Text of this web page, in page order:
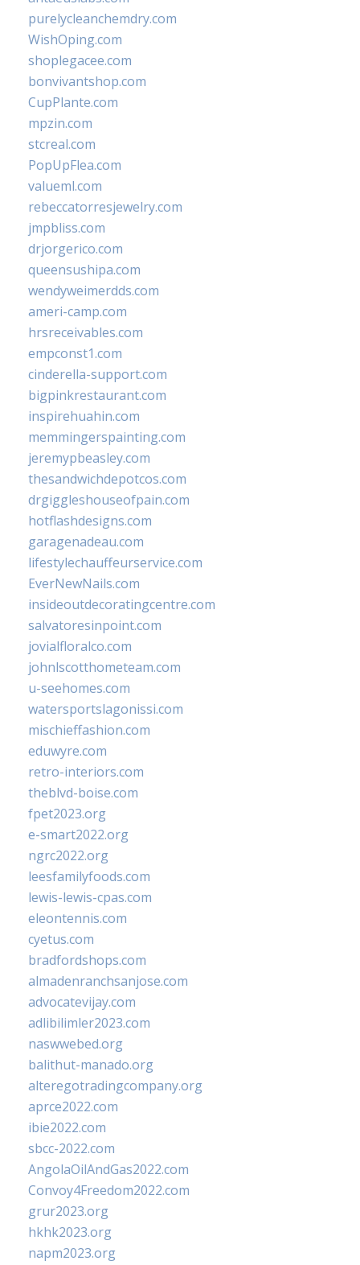
purelycleanchemdry.com
WishOping.com
shoplegacee.com
bonvivantshop.com
CupPlante.com
mpzin.com
stcreal.com
PopUpFlea.com
valueml.com
rebeccatorresjewelry.com
jmpbliss.com
drjorgerico.com
queensushipa.com
wendyweimerdds.com
ameri-camp.com
hrsreceivables.com
empconst1.com
cinderella-support.com
bigpinkrestaurant.com
inspirehuahin.com
memmingerspainting.com
jeremypbeasley.com
thesandwichdepotcos.com
drgiggleshouseofpain.com
hotflashdesigns.com
garagenadeau.com
lifestylechauffeurservice.com
EverNewNails.com
insideoutdecoratingcentre.com
salvatoresinpoint.com
jovialfloralco.com
johnlscotthometeam.com
u-seehomes.com
watersportslagonissi.com
mischieffashion.com
eduwyre.com
retro-interiors.com
theblvd-boise.com
fpet2023.org
e-smart2022.org
ngrc2022.org
leesfamilyfoods.com
lewis-lewis-cpas.com
eleontennis.com
cyetus.com
bradfordshops.com
almadenranchsanjose.com
advocatevijay.com
adlibilimler2023.com
naswwebed.org
balithut-manado.org
alteregotradingcompany.org
aprce2022.com
ibie2022.com
sbcc-2022.com
AngolaOilAndGas2022.com
Convoy4Freedom2022.com
grur2023.org
hkhk2023.org
napm2023.org